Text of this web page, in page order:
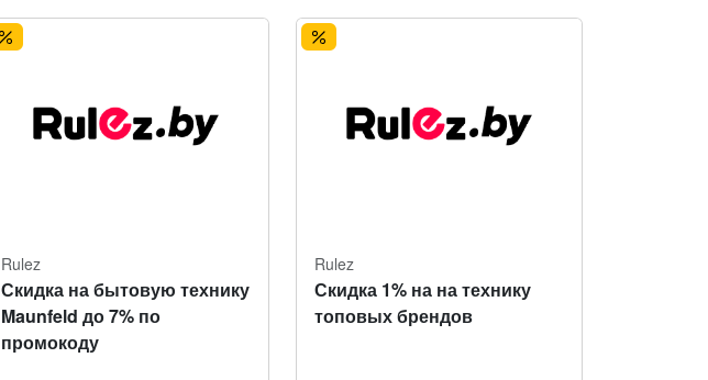
Rulez
Скидка на бытовую технику
Maunfeld до 7% по
промокоду
Rulez
Скидка 1% на на технику
топовых брендов